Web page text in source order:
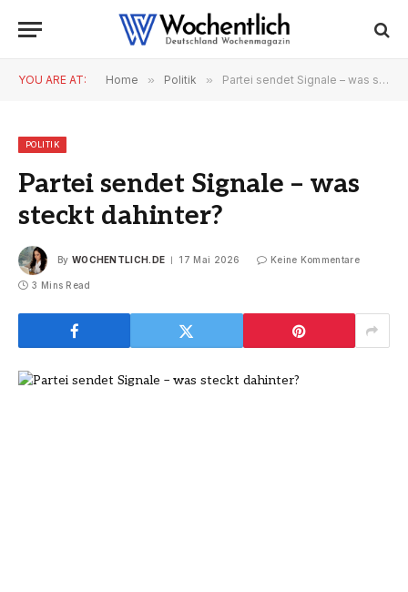
YOU ARE AT: Home » Politik » Partei sendet Signale – was steckt dahinter?
POLITIK
Partei sendet Signale – was
steckt dahinter?
By WOCHENTLICH.DE 17 Mai 2026 Keine Kommentare
3 Mins Read